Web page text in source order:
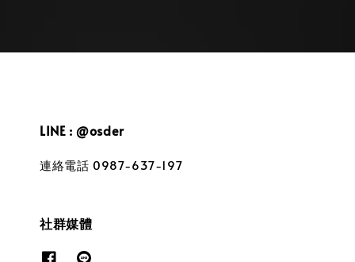
LINE : @osder
連絡電話 0987-637-197
社群媒體